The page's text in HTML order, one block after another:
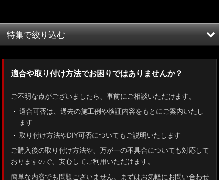
並び順:
特集で絞り込む
ZN8 GR86
GUN125 ハイラックス
AXUH80/85 MXUA80/85 ハリアー
ZSU60 ハリアー
適合や取り付け方法でお困りではありませんか？
ご不明な点がございましたら、事前にご相談いただけます。
適合可否は、過去の施工例や検証内容をもとにご案内いたし
ます
取り付け方法やDIY可否についてもご説明いたします
ご購入後の取り付け方法や、万が一の不具合についても対応して
おりますので、安心してご利用いただけます。
簡単な内容でも問題ございません。まずはお気軽にお問い合わせ